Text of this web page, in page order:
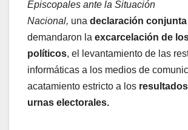
Episcopales ante la Situación
Nacional, una declaración conjunta
demandaron la excarcelación de
políticos, el levantamiento de las
informáticas a los medios de
acatamiento estricto a los
urnas electorales.